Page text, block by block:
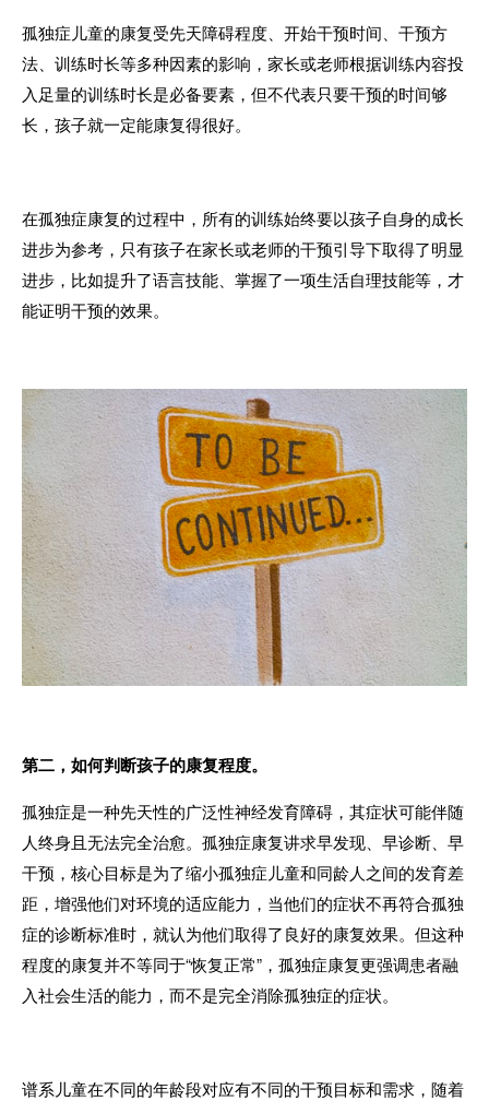
孤独症儿童的康复受先天障碍程度、开始干预时间、干预方
法、训练时长等多种因素的影响，家长或老师根据训练内容投
入足量的训练时长是必备要素，但不代表只要干预的时间够
长，孩子就一定能康复得很好。
在孤独症康复的过程中，所有的训练始终要以孩子自身的成长
进步为参考，只有孩子在家长或老师的干预引导下取得了明显
进步，比如提升了语言技能、掌握了一项生活自理技能等，才
能证明干预的效果。
第二，如何判断孩子的康复程度。
孤独症是一种先天性的广泛性神经发育障碍，其症状可能伴随
人终身且无法完全治愈。孤独症康复讲求早发现、早诊断、早
干预，核心目标是为了缩小孤独症儿童和同龄人之间的发育差
距，增强他们对环境的适应能力，当他们的症状不再符合孤独
症的诊断标准时，就认为他们取得了良好的康复效果。但这种
程度的康复并不等同于“恢复正常”，孤独症康复更强调患者融
入社会生活的能力，而不是完全消除孤独症的症状。
谱系儿童在不同的年龄段对应有不同的干预目标和需求，随着